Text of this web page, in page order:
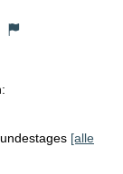
[alle